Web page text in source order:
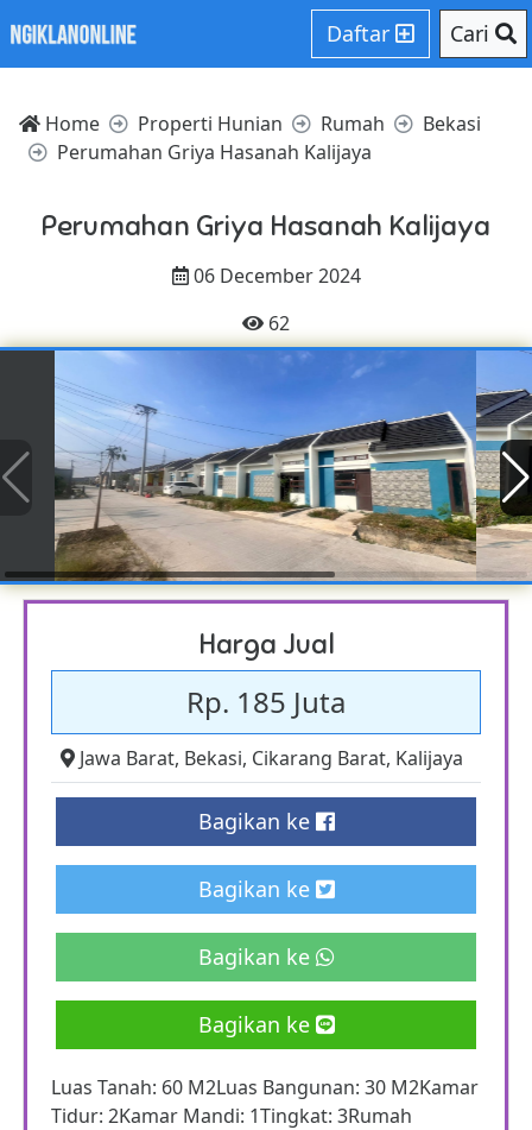
Daftar Cari
Home Properti Hunian Rumah
Bekasi
Perumahan Griya Hasanah Kalijaya
Perumahan Griya Hasanah Kalijaya
06 December 2024
62
Harga Jual
Rp. 185 Juta
Jawa Barat, Bekasi, Cikarang Barat, Kalijaya
Bagikan ke
Bagikan ke
Bagikan ke
Bagikan ke
Luas Tanah: 60 M2Luas Bangunan: 30 M2Kamar
Tidur: 2Kamar Mandi: 1Tingkat: 3Rumah